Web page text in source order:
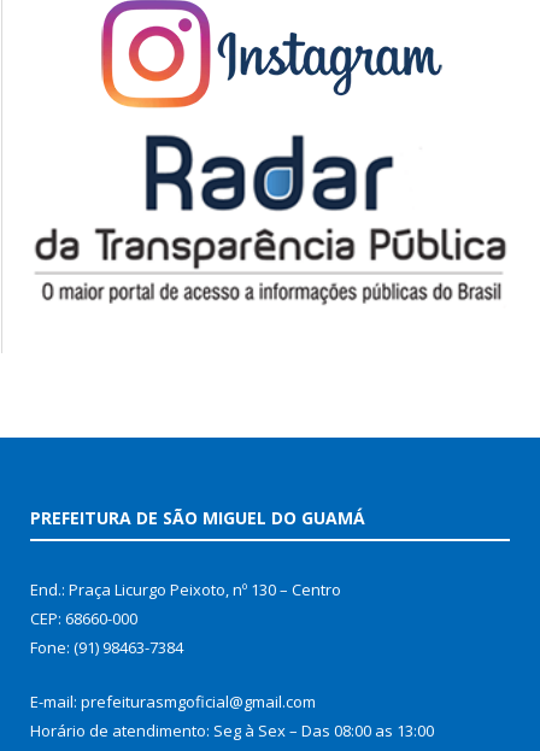
PREFEITURA DE SÃO MIGUEL DO GUAMÁ
End.: Praça Licurgo Peixoto, nº 130 – Centro
CEP: 68660-000
Fone: (91) 98463-7384
E-mail: prefeiturasmgoficial@gmail.com
Horário de atendimento: Seg à Sex – Das 08:00 as 13:00